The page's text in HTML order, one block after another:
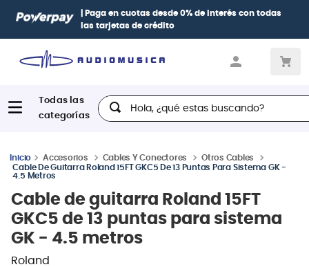
| Paga en cuotas desde 0% de interés con todas
las tarjetas de crédito
Hola, ¿qué estas buscando?
Accesorios Cables Y Conectores
Otros Cables
Cable De Guitarra Roland 15FT GKC5 De 13 Puntas Para Sistema GK -
4.5 Metros
Cable de guitarra Roland 15FT
GKC5 de 13 puntas para sistema
GK - 4.5 metros
Roland